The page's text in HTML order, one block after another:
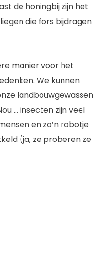
de honingbij zijn het
die fors bijdragen
manier voor het
We kunnen
landbouwgewassen
… insecten zijn veel
en zo’n robotje
(ja, ze proberen ze